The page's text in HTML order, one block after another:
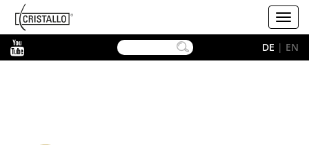
Cristallo
DE | EN